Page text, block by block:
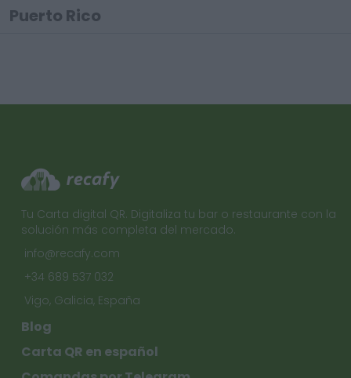
Puerto Rico
Tu Carta digital QR. Digitaliza tu bar o restaurante con la
solución más completa del mercado.
info@recafy.com
+34 689 537 032
Vigo, Galicia, España
Blog
Carta QR en español